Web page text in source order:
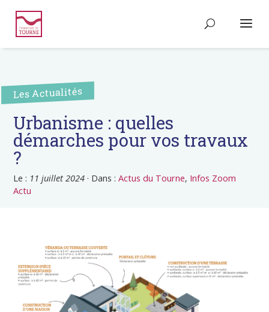
Les Actualités
Urbanisme : quelles
démarches pour vos travaux
?
Le : 11 juillet 2024 · Dans :Actus du Tourne, Infos Zoom
Actu